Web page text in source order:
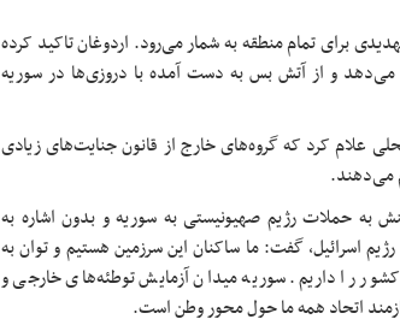
برای تمام منطقه به شمار می‌رود. اردوغان تاکید کرده
می‌دهد و از آتش بس به دست آمده با دروزی‌ها در سوریه
علامکرد که گروه‌های خارج از قانون جنایت‌های زیادی
می‌دهند.
به حملات رژیم صهیونیستی به سوریه و بدون اشاره به
اسرائیل، گفت: ما ساکنان این سرزمین هستیم و توان به
را داریم. سوریه میدان آزمایش توطئه‌های خارجی و
اتحاد همه ما حول محور وطن است.